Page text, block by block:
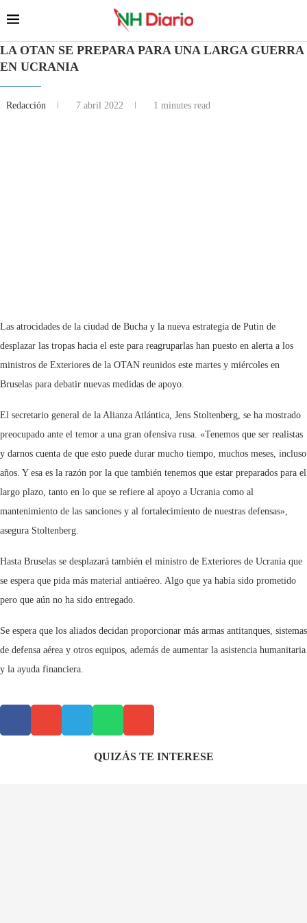
LA OTAN SE PREPARA PARA UNA LARGA GUERRA
EN UCRANIA
Redacción 7 abril 2022 1 minutes read
Las atrocidades de la ciudad de Bucha y la nueva estrategia de Putin de
desplazar las tropas hacia el este para reagruparlas han puesto en alerta a los
ministros de Exteriores de la OTAN reunidos este martes y miércoles en
Bruselas para debatir nuevas medidas de apoyo.
El secretario general de la Alianza Atlántica, Jens Stoltenberg, se ha mostrado
preocupado ante el temor a una gran ofensiva rusa. «Tenemos que ser realistas
y darnos cuenta de que esto puede durar mucho tiempo, muchos meses, incluso
años. Y esa es la razón por la que también tenemos que estar preparados para el
largo plazo, tanto en lo que se refiere al apoyo a Ucrania como al
mantenimiento de las sanciones y al fortalecimiento de nuestras defensas»,
asegura Stoltenberg.
Hasta Bruselas se desplazará también el ministro de Exteriores de Ucrania que
se espera que pida más material antiaéreo. Algo que ya había sido prometido
pero que aún no ha sido entregado.
Se espera que los aliados decidan proporcionar más armas antitanques, sistemas
de defensa aérea y otros equipos, además de aumentar la asistencia humanitaria
y la ayuda financiera.
QUIZÁS TE INTERESE